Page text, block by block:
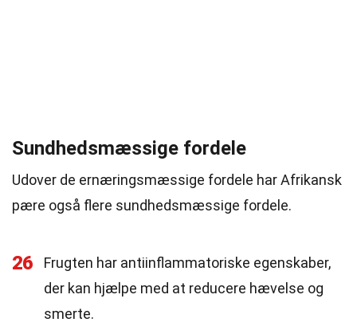
Sundhedsmæssige fordele
Udover de ernæringsmæssige fordele har Afrikansk
pære også flere sundhedsmæssige fordele.
26
Frugten har antiinflammatoriske egenskaber,
der kan hjælpe med at reducere hævelse og
smerte.